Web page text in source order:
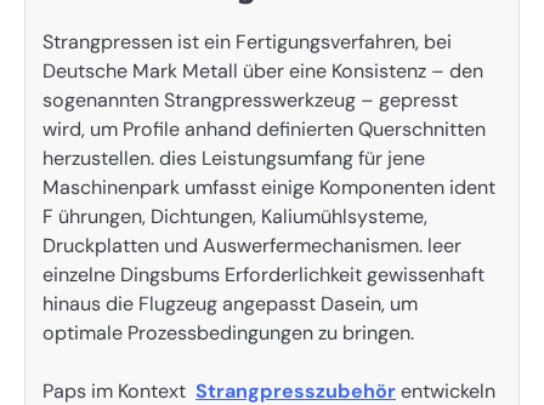
Strangpressen ist ein Fertigungsverfahren, bei
Deutsche Mark Metall über eine Konsistenz – den
sogenannten Strangpresswerkzeug – gepresst
wird, um Profile anhand definierten Querschnitten
herzustellen. dies Leistungsumfang für jene
Maschinenpark umfasst einige Komponenten ident
F ührungen, Dichtungen, Kaliumühlsysteme,
Druckplatten und Auswerfermechanismen. leer
einzelne Dingsbums Erforderlichkeit gewissenhaft
hinaus die Flugzeug angepasst Dasein, um
optimale Prozessbedingungen zu bringen.
Paps im Kontext Strangpresszubehörentwickeln